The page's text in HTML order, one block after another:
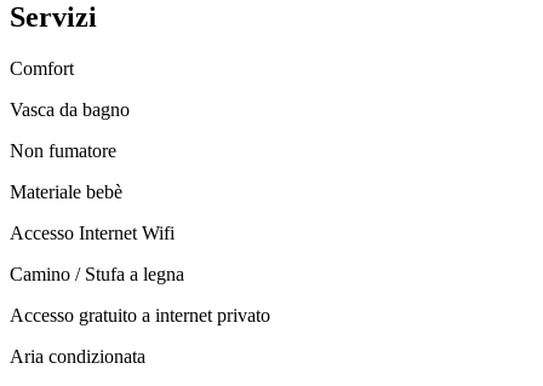
Servizi
Comfort
Vasca da bagno
Non fumatore
Materiale bebè
Accesso Internet Wifi
Camino / Stufa a legna
Accesso gratuito a internet privato
Aria condizionata